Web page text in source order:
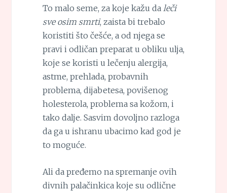
To malo seme, za koje kažu da leči
sve osim smrti, zaista bi trebalo
koristiti što češće, a od njega se
pravi i odličan preparat u obliku ulja,
koje se koristi u lečenju alergija,
astme, prehlada, probavnih
problema, dijabetesa, povišenog
holesterola, problema sa kožom, i
tako dalje. Sasvim dovoljno razloga
da ga u ishranu ubacimo kad god je
to moguće.
Ali da pređemo na spremanje ovih
divnih palačinkica koje su odlične